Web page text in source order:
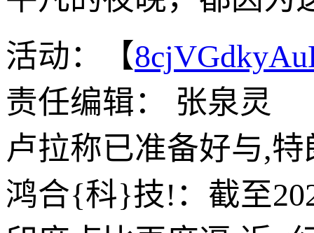
活动：【
责任编辑： 张泉灵
卢拉称已准备好与,
鸿合{科}技!：截至